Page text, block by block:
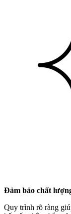
Đảm bảo chất
Quy trình rõ ràng